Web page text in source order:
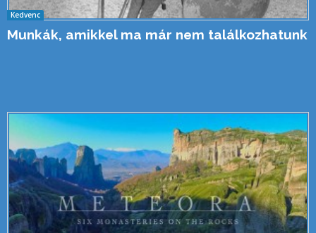
Kedvenc
Munkák, amikkel ma már nem találkozhatunk